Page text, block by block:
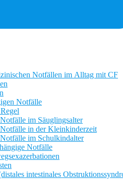
Notfällen im Alltag mit CF
Notfälle
im Säuglingsalter
in der Kleinkinderzeit
im Schulkindalter
Notfälle
intestinales